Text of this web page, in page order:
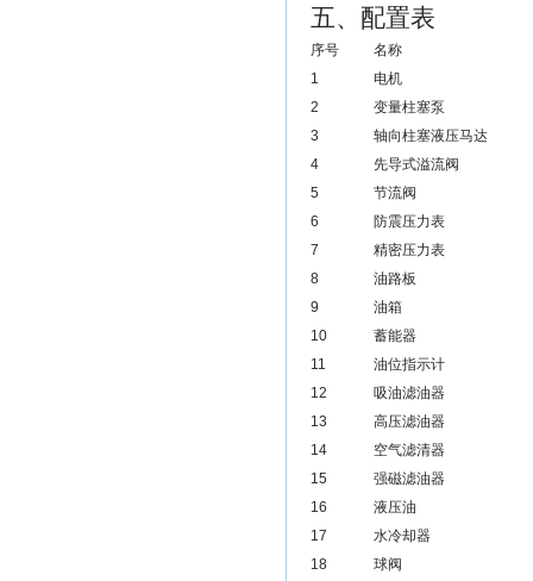
五、配置表
序号
名称
1
电机
2
变量柱塞泵
3
轴向柱塞液压马达
4
先导式溢流阀
5
节流阀
6
防震压力表
7
精密压力表
8
油路板
9
油箱
10
蓄能器
11
油位指示计
12
吸油滤油器
13
高压滤油器
14
空气滤清器
15
强磁滤油器
16
液压油
17
水冷却器
18
球阀